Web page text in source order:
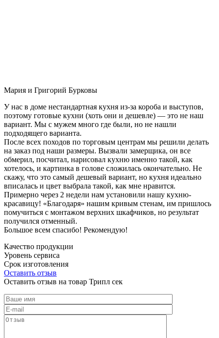
Мария и Григорий Бурковы
У нас в доме нестандартная кухня из-за короба и выступов,
поэтому готовые кухни (хоть они и дешевле) — это не наш
вариант. Мы с мужем много где были, но не нашли
подходящего варианта.
После всех походов по торговым центрам мы решили делать
на заказ под наши размеры. Вызвали замерщика, он все
обмерил, посчитал, нарисовал кухню именно такой, как
хотелось, и картинка в голове сложилась окончательно. Не
скажу, что это самый дешевый вариант, но кухня идеально
вписалась и цвет выбрала такой, как мне нравится.
Примерно через 2 недели нам установили нашу кухню-
красавицу! «Благодаря» нашим кривым стенам, им пришлось
помучиться с монтажом верхних шкафчиков, но результат
получился отменный.
Большое всем спасибо! Рекомендую!
Качество продукции
Уровень сервиса
Срок изготовления
Оставить отзыв
Оставить отзыв на товар Трипл сек